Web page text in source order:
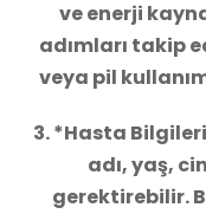
ve enerji
adımları takip
veya pil
3. *Hasta
adı, yaş,
gerektirebilir.